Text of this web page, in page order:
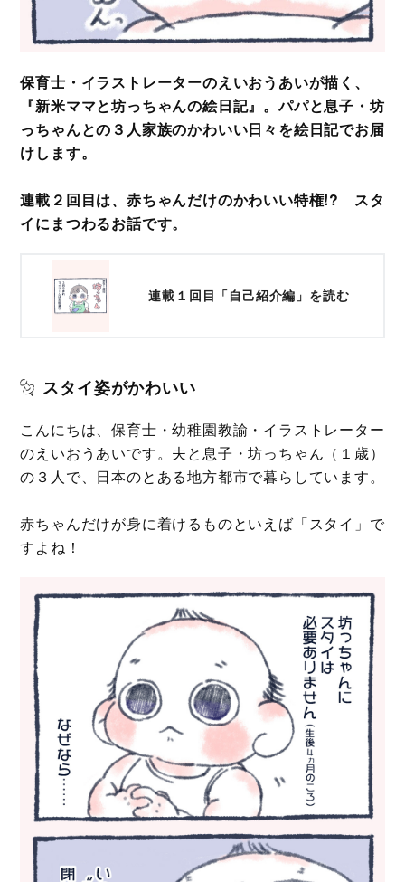
保育士・イラストレーターのえいおうあいが描く、
『新米ママと坊っちゃんの絵日記』。パパと息子・坊
っちゃんとの３人家族のかわいい日々を絵日記でお届
けします。
連載２回目は、赤ちゃんだけのかわいい特権!? スタ
イにまつわるお話です。
連載１回目「自己紹介編」を読む
スタイ姿がかわいい
こんにちは、保育士・幼稚園教諭・イラストレーター
のえいおうあいです。夫と息子・坊っちゃん（１歳）
の３人で、日本のとある地方都市で暮らしています。
赤ちゃんだけが身に着けるものといえば「スタイ」で
すよね！